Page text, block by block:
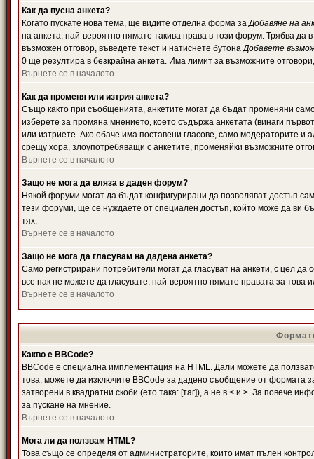
Как да пусна анкета?
Когато пускате нова тема, ще видите отделна форма заДобавяне на
на анкета, най-вероятно нямате такива права в този форум. Трябва да
възможен отговор, въведете текст и натиснете бутонаДобавете
0 ще резултира в безкрайна анкета. Има лимит за възможните
Върнете се в началото
Как да променя или изтрия анкета?
Също както при съобщенията, анкетите могат да бъдат променяни
изберете за промяна мнението, което съдържа анкетата (винаги
или изтриете. Ако обаче има поставени гласове, само модераторите и
срещу хора, злоупотребяващи с анкетите, променяйки възможните
Върнете се в началото
Защо не мога да вляза в даден форум?
Някой форуми могат да бъдат конфигурирани да позволяват достъп
тези форуми, ще се нуждаете от специален достъп, който може да ви
тях.
Върнете се в началото
Защо не мога да гласувам на дадена анкета?
Само регистрирани потребители могат да гласуват на анкети, с цел
все пак не можете да гласувате, най-вероятно нямате правата за това
Върнете се в началото
Какво е BBCode?
BBCode е специална имплементация на HTML. Дали можете да
това, можете да изключите BBCode за дадено съобщение от формата
затворени в квадратни скоби (ето така: [таг]), а не в < и >. За повече
за пускане на мнение.
Върнете се в началото
Мога ли да ползвам HTML?
Това също се определя от администраторите, които имат пълен